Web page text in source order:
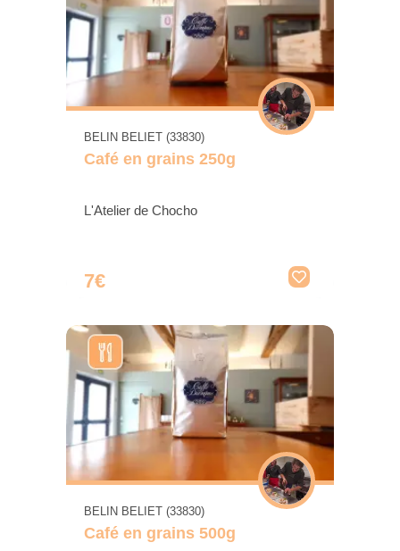
BELIN BELIET (33830)
Café en grains 250g
L'Atelier de Chocho
7€
BELIN BELIET (33830)
Café en grains 500g